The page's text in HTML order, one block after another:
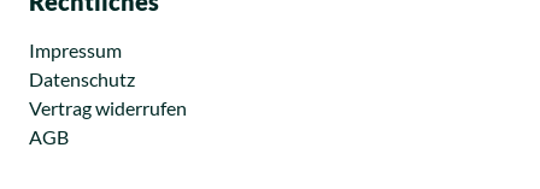
Presse
Karriere
Impressum
Datenschutz
Vertrag widerrufen
AGB